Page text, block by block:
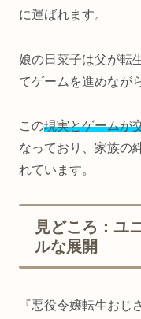
に運ばれます。
娘の日菜子は父が転
てゲームを進めなが
この現実とゲームが
なっており、家族の
れています。
見どころ：ユ
ルな展開
『悪役令嬢転生おじ